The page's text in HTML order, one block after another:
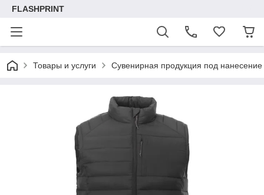
FLASHPRINT
Товары и услуги Сувенирная продукция под нанесение